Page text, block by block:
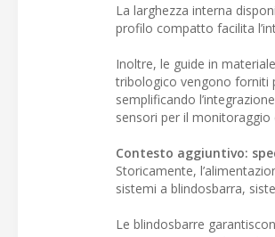
La larghezza interna
profilo compatto facilita
Inoltre, le guide in
tribologico vengono forniti
semplificando
sensori per il
Contesto aggiuntivo:
Storicamente,
sistemi a blindosbarra,
Le blindosbarre